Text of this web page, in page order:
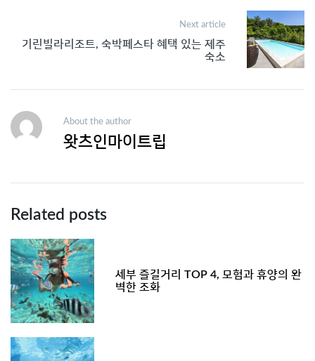
Next article
기린빌라리조트, 숙박페스타 혜택 있는 제주
숙소
About the author
왓츠인마이트립
Related posts
세부 즐길거리 TOP 4, 모험과 휴양의 완
벽한 조화